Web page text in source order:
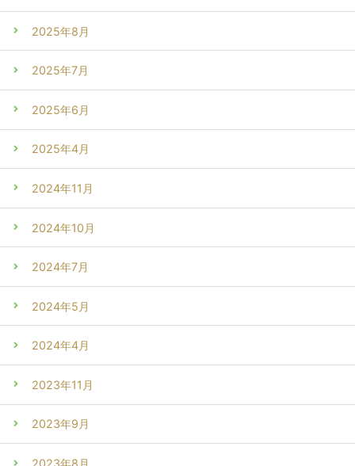
2025年8月
2025年7月
2025年6月
2025年4月
2024年11月
2024年10月
2024年7月
2024年5月
2024年4月
2023年11月
2023年9月
2023年8月